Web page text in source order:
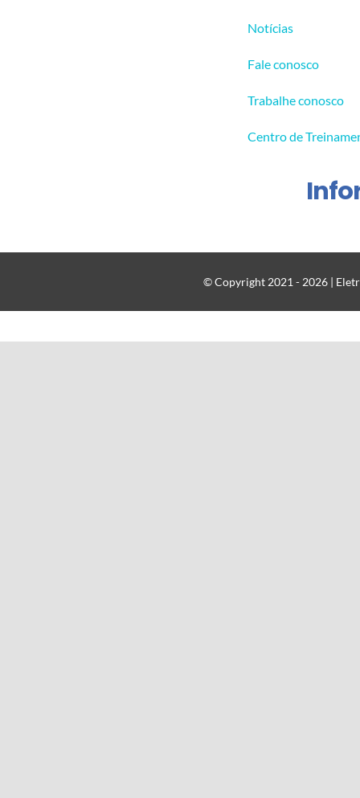
Notícias
Fale conosco
Trabalhe conosco
Centro de
© Copyright 2021 - 2026 |